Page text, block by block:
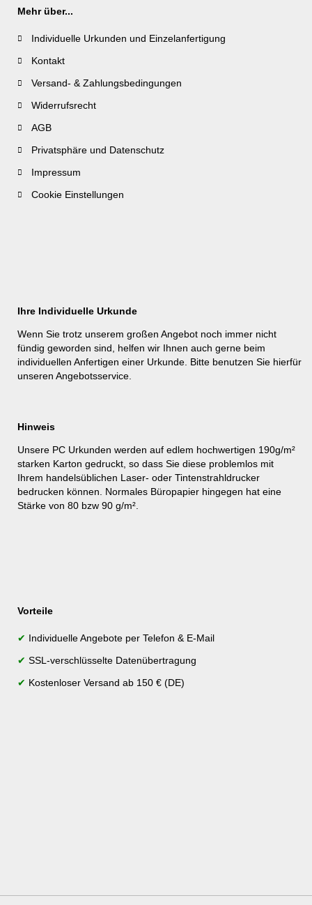
Mehr über...
Individuelle Urkunden und Einzelanfertigung
Kontakt
Versand- & Zahlungsbedingungen
Widerrufsrecht
AGB
Privatsphäre und Datenschutz
Impressum
Cookie Einstellungen
Ihre Individuelle Urkunde
Wenn Sie trotz unserem großen Angebot noch immer nicht
fündig geworden sind, helfen wir Ihnen auch gerne beim
individuellen Anfertigen einer Urkunde. Bitte benutzen Sie hierfür
unseren Angebotsservice
Hinweis
Unsere PC Urkunden werden auf edlem hochwertigen 190g/m²
starken Karton gedruckt, so dass Sie diese problemlos mit
Ihrem handelsüblichen Laser- oder Tintenstrahldrucker
bedrucken können. Normales Büropapier hingegen hat eine
Stärke von 80 bzw 90 g/m².
Vorteile
✔ Individuelle Angebote per Telefon & E-Mail
✔ SSL-verschlüsselte Datenübertragung
✔ Kostenloser Versand ab 150 € (DE)